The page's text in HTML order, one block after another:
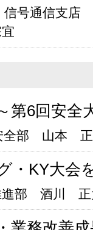
号通信支
6回安全
全部 山本
・KY大会
進部 酒川 正